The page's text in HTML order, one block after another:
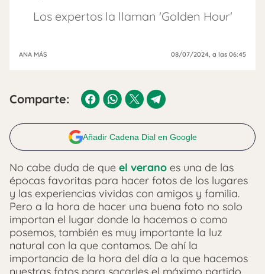
Los expertos la llaman 'Golden Hour'
ANA MÁS 08/07/2024, a las 06:45
Comparte:
Añadir Cadena Dial en Google
No cabe duda de que el verano es una de las
épocas favoritas para hacer fotos de los lugares
y las experiencias vividas con amigos y familia.
Pero a la hora de hacer una buena foto no solo
importan el lugar donde la hacemos o como
posemos, también es muy importante la luz
natural con la que contamos. De ahí la
importancia de la hora del día a la que hacemos